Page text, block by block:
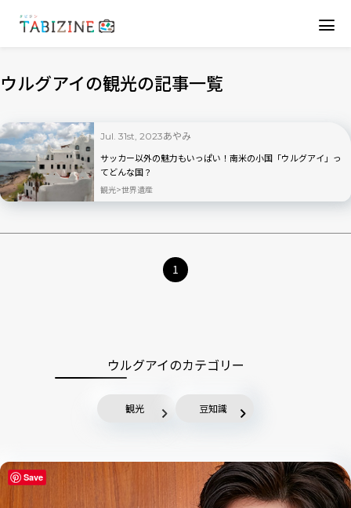
ウルグアイの観光の記事一覧
Jul. 31st, 2023あやみ
サッカー以外の魅力もいっぱい！南米の小国「ウルグアイ」っ
てどんな国？
観光 世界遺産
1
ウルグアイのカテゴリー
観光 豆知識
Save